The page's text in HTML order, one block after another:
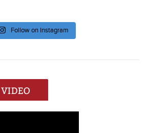
Follow on Instagram